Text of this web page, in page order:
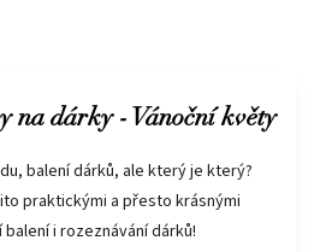
na dárky - Vánoční květy
balení dárků, ale který je který?
praktickými a přesto krásnými
i rozeznávání dárků!